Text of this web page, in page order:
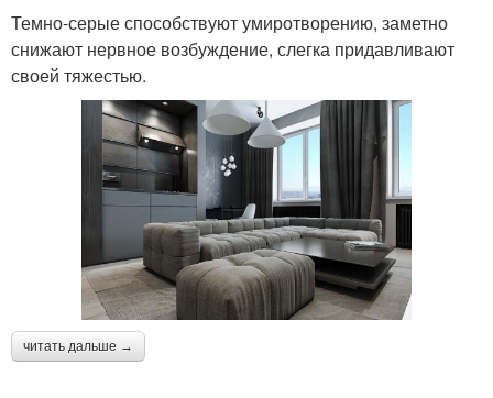
Темно-серые способствуют умиротворению, заметно
снижают нервное возбуждение, слегка придавливают
своей тяжестью.
читать дальше →